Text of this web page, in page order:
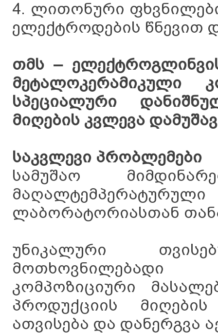
4. ლითონური
ელექტროდების წნევით
თმს –
მეტალოკერამიკული
სპეციალური
მიღების კვლევა
საკვლევი პრობლემები
სამუშაო
ლაბორატორიასთან
უნიკალური
კომპოზიციური
პროდუქციის
ათვისება და დანერგვა